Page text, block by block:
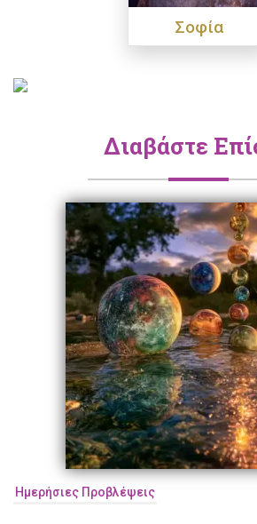
Σοφία
Διαβάστε
Ημερήσιες Προβλέψεις